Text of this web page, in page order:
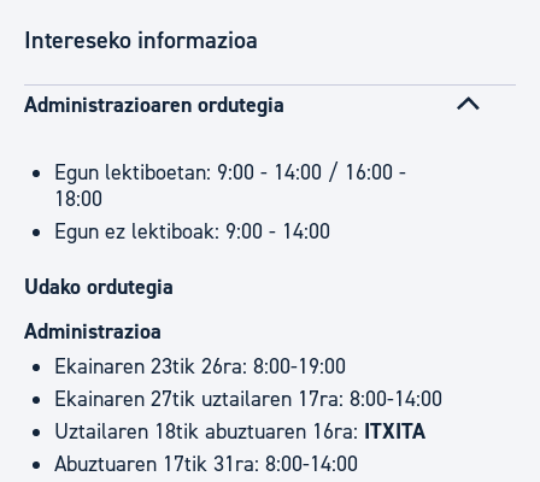
Intereseko informazioa
Administrazioaren ordutegia
Egun lektiboetan: 9:00 - 14:00 / 16:00 -
18:00
​​​​​​​Egun ez lektiboak: 9:00 - 14:00​​​​​​​
Udako ordutegia
Administrazioa
Ekainaren 23tik 26ra: 8:00-19:00
Ekainaren 27tik uztailaren 17ra: 8:00-14:00
Uztailaren 18tik abuztuaren 16ra: ITXITA
Abuztuaren 17tik 31ra: 8:00-14:00